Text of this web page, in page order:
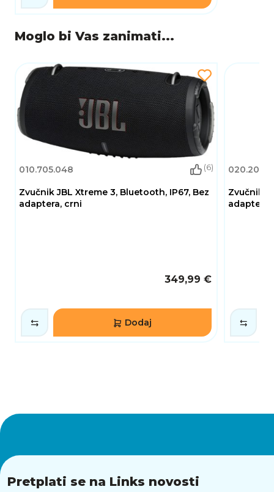
Moglo bi Vas zanimati...
010.705.048 (6)
Zvučnik JBL Xtreme 3, Bluetooth, IP67, Bez
adaptera, crni
349,99 €
Dodaj
Zvučnik
adaptera,
Pretplati se na Links novosti